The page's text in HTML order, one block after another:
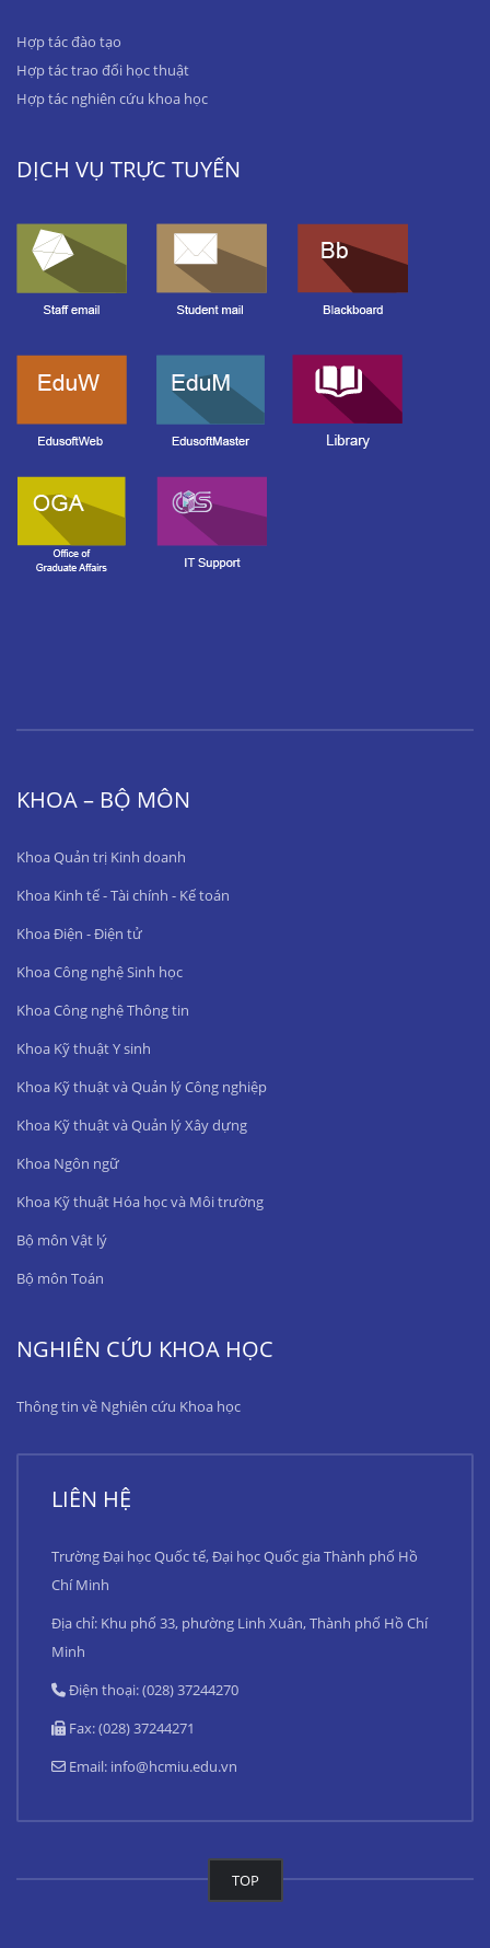
Hợp tác đào tạo
Hợp tác trao đổi học thuật
Hợp tác nghiên cứu khoa học
DỊCH VỤ TRỰC TUYẾN
KHOA – BỘ MÔN
Khoa Quản trị Kinh doanh
Khoa Kinh tế - Tài chính - Kế toán
Khoa Điện - Điện tử
Khoa Công nghệ Sinh học
Khoa Công nghệ Thông tin
Khoa Kỹ thuật Y sinh
Khoa Kỹ thuật và Quản lý Công nghiệp
Khoa Kỹ thuật và Quản lý Xây dựng
Khoa Ngôn ngữ
Khoa Kỹ thuật Hóa học và Môi trường
Bộ môn Vật lý
Bộ môn Toán
NGHIÊN CỨU KHOA HỌC
Thông tin về Nghiên cứu Khoa học
LIÊN HỆ
Trường Đại học Quốc tế, Đại học Quốc gia Thành phố Hồ
Chí Minh
Địa chỉ: Khu phố 33, phường Linh Xuân, Thành phố Hồ Chí
Minh
Điện thoại: (028) 37244270
Fax: (028) 37244271
Email: info@hcmiu.edu.vn
TOP